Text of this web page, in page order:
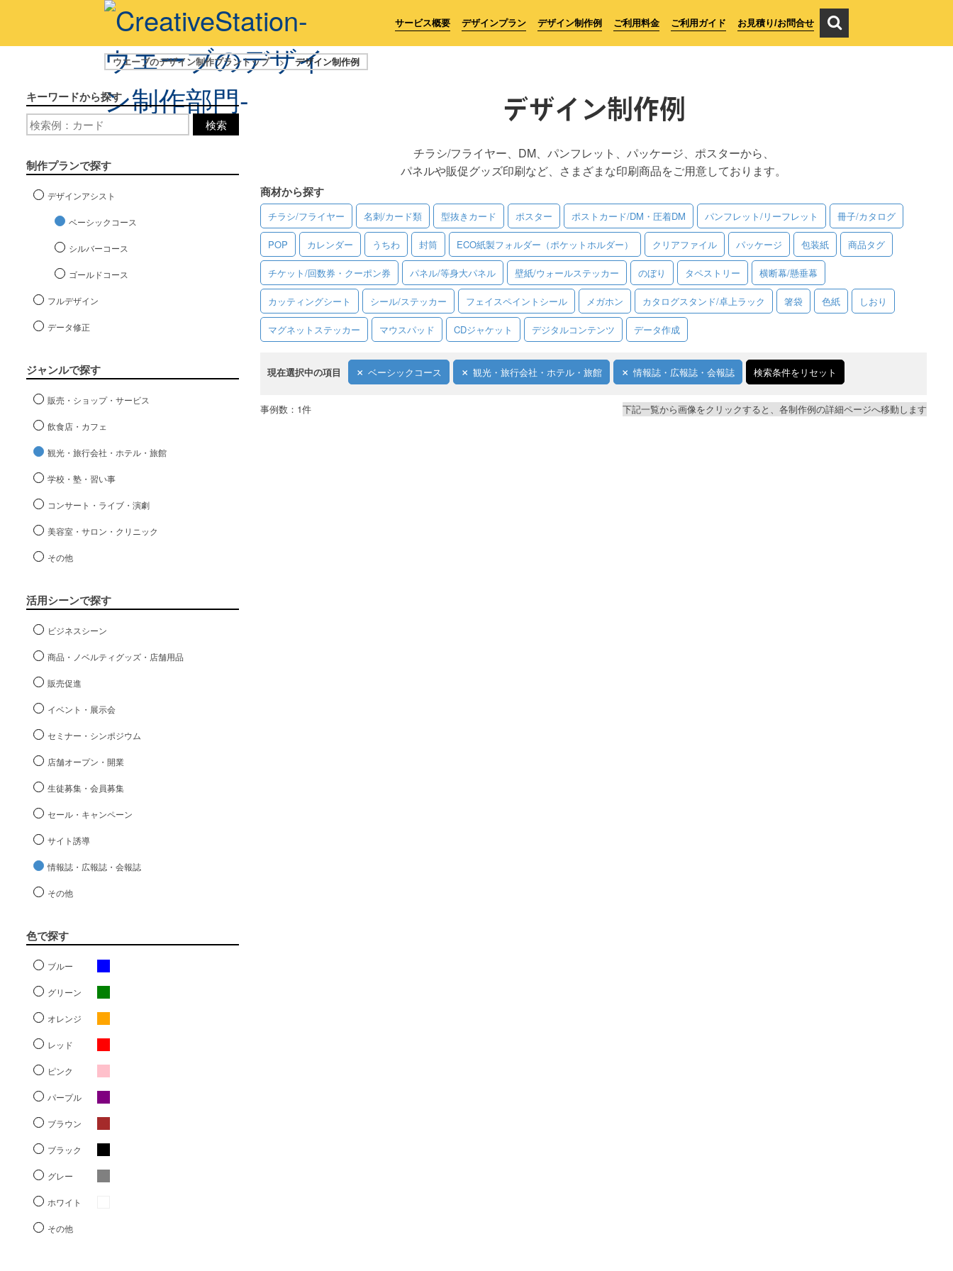
サービス概要 デザインプラン デザイン制作例 ご利用料金 ご利用ガイド お見積り/お問合せ
ウエーブのデザイン制作プラントップ > デザイン制作例
デザイン制作例
チラシ/フライヤー、DM、パンフレット、パッケージ、ポスターから、
パネルや販促グッズ印刷など、さまざまな印刷商品をご用意しております。
商材から探す
チラシ/フライヤー 名刺/カード類 型抜きカード ポスター ポストカード/DM・圧着DM パンフレット/リーフレット 冊子/カタログ
POP カレンダー うちわ 封筒 ECO紙製フォルダー（ポケットホルダー） クリアファイル パッケージ 包装紙 商品タグ
チケット/回数券・クーポン券 パネル/等身大パネル 壁紙/ウォールステッカー のぼり タペストリー 横断幕/懸垂幕
カッティングシート シール/ステッカー フェイスペイントシール メガホン カタログスタンド/卓上ラック 箸袋 色紙 しおり
マグネットステッカー マウスパッド CDジャケット デジタルコンテンツ データ作成
現在選択中の項目 ベーシックコース 観光・旅行会社・ホテル・旅館 情報誌・広報誌・会報誌 検索条件をリセット
キーワードから探す
検索
制作プランで探す
デザインアシスト
ベーシックコース
シルバーコース
ゴールドコース
フルデザイン
データ修正
ジャンルで探す
販売・ショップ・サービス
飲食店・カフェ
観光・旅行会社・ホテル・旅館
学校・塾・習い事
コンサート・ライブ・演劇
美容室・サロン・クリニック
その他
活用シーンで探す
ビジネスシーン
商品・ノベルティグッズ・店舗用品
販売促進
イベント・展示会
セミナー・シンポジウム
店舗オープン・開業
生徒募集・会員募集
セール・キャンペーン
サイト誘導
情報誌・広報誌・会報誌
その他
色で探す
ブルー
グリーン
オレンジ
レッド
ピンク
パープル
ブラウン
ブラック
グレー
ホワイト
その他
事例数：1件 下記一覧から画像をクリックすると、各制作例の詳細ページへ移動します